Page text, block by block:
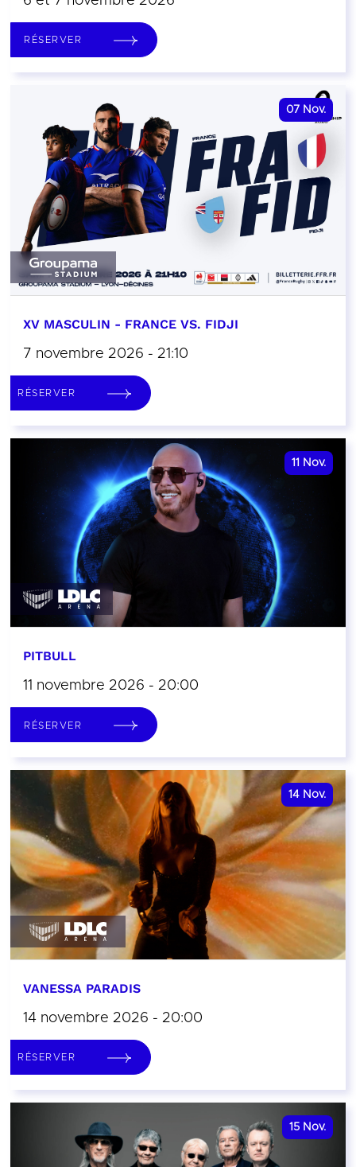
RÉSERVER
07 Nov.
XV MASCULIN - FRANCE VS. FIDJI
7 novembre 2026 - 21:10
RÉSERVER
11 Nov.
PITBULL
11 novembre 2026 - 20:00
RÉSERVER
14 Nov.
VANESSA PARADIS
14 novembre 2026 - 20:00
RÉSERVER
15 Nov.